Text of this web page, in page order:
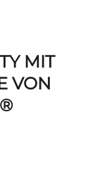
MIT
VON